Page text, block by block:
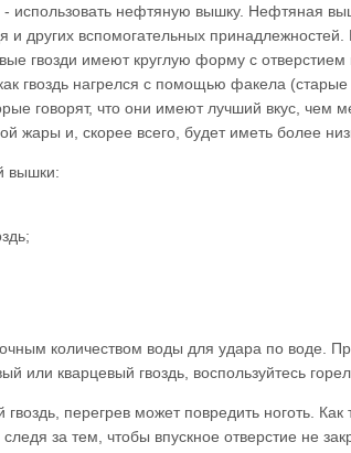
использовать нефтяную вышку. Нефтяная
других вспомогательных принадлежностей.
гвозди имеют круглую форму с отверстием
гвоздь нагрелся с помощью факела (старые
говорят, что они имеют лучший вкус, чем
жары и, скорее всего, будет иметь более
вышки:
количеством воды для удара по воде.
или кварцевый гвоздь, воспользуйтесь
перегрев может повредить ноготь.
за тем, чтобы впускное отверстие не